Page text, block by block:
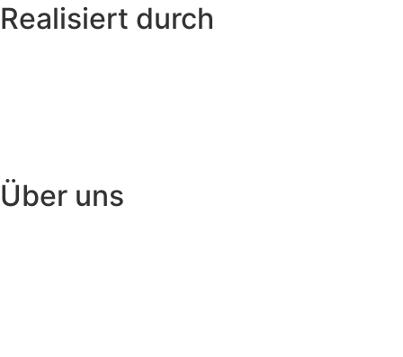
Realisiert durch
Über uns